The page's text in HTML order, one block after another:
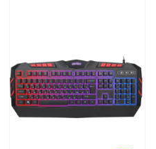
узнать здесь - "Оплата"